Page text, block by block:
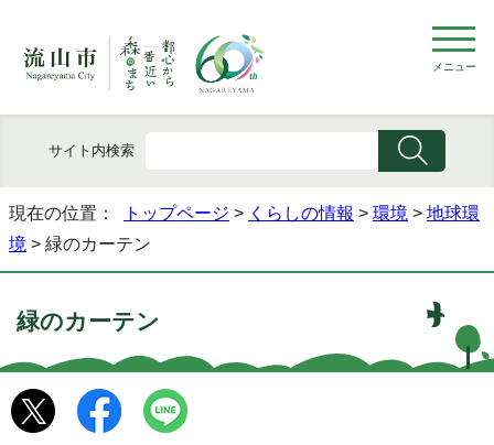
メニュー
サイト内検索
現在の位置： トップページ > くらしの情報 > 環境 > 地球環
境 > 緑のカーテン
緑のカーテン